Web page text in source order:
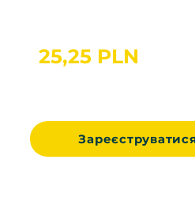
25,25 PLNЦіна